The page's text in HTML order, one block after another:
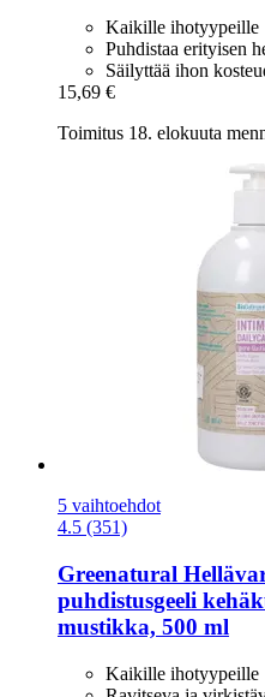
Kaikille ihotyypeille
Puhdistaa erityisen
Säilyttää ihon
15,69 €
Toimitus 18. elokuuta
5 vaihtoehdot
4.5 (351)
Greenatural
puhdistusgeeli
mustikka, 500 ml
Kaikille ihotyypeille